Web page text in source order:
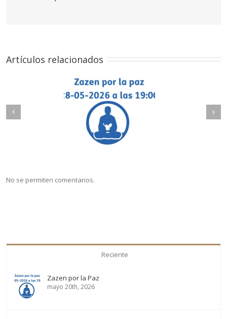
Artículos relacionados
Next
No se permiten comentarios.
Reciente
Zazen por la Paz
mayo 20th, 2026